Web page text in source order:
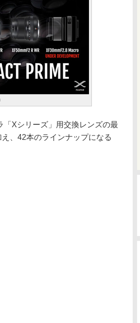
Xシリーズ」用交換レンズの最
、42本のラインナップになる